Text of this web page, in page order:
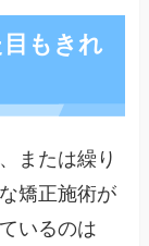
もきれ
または繰り
矯正施術が
いるのは